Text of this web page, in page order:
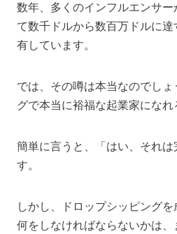
数年、多くのインフルエンサ
て数千ドルから数百万ドルに
有しています。
では、その噂は本当なのでし
グで本当に裕福な起業家になれ
簡単に言うと、「はい、それ
す。
しかし、ドロップシッピング
何をしなければならないかは、